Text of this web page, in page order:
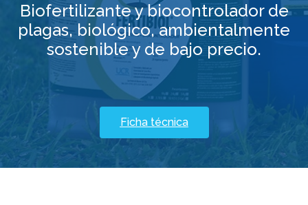
Biofertilizante y biocontrolador de
plagas, biológico, ambientalmente
sostenible y de bajo precio.
Ficha técnica